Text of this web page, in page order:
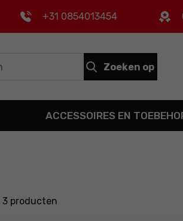
+31 0854013454
Zoeken op
ACCESSOIRES EN
3 producten